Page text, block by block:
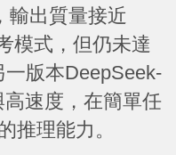
輸出質量接近
模式，但仍未達
版本DeepSeek-
速度，在簡單任
推理能力。